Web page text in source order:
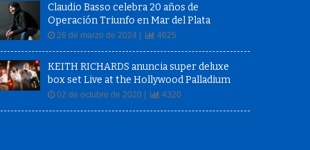
Claudio Basso celebra 20 años de
Operación Triunfo en Mar del Plata
26 de marzo de 2024 | 4625
KEITH RICHARDS anuncia super deluxe
box set Live at the Hollywood Palladium
02 de octubre de 2020 | 4320